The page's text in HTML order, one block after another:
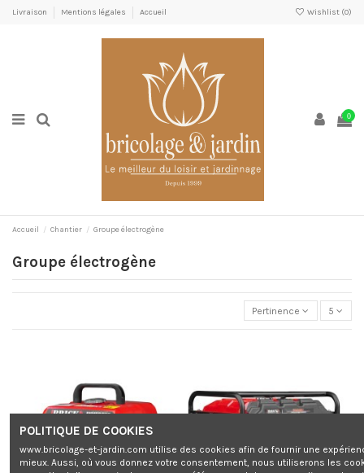
Livraison Mentions légales Accueil Wishlist (0)
0
Accueil Chantier Groupe électrogène
Groupe électrogène
Pertinence 5
POLITIQUE DE COOKIES
www.bricolage-et-jardin.com utilise des cookies afin de fournir une
mieux. Aussi, où vous donnez votre consentement, nous utiliserons les